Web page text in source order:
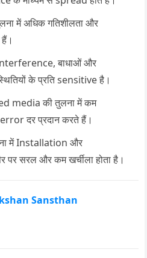
में अधिक गतिशीलता और
बाधाओं और
के प्रति sensitive है।
media की तुलना में कम
दर प्रदान करते हैं।
में Installation और
सरल और कम खर्चीला होता है।
Sansthan